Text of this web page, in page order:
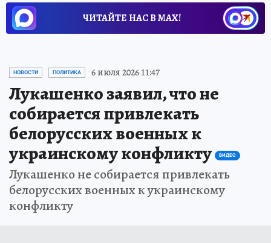
ЧИТАЙТЕ НАС В МАХ!
НОВОСТИ ПОЛИТИКА 6 июля 2026 11:47
Лукашенко заявил, что не
собирается привлекать
белорусских военных к
украинскому конфликту
ВИДЕО
Лукашенко не собирается привлекать
белорусских военных к украинскому
конфликту